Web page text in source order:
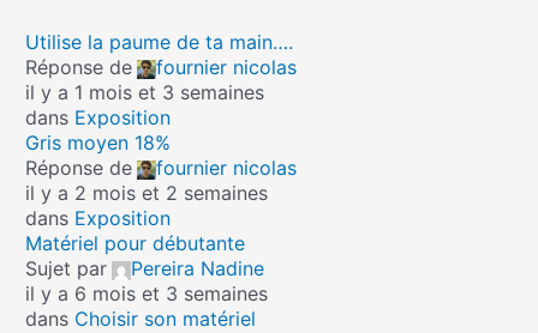
Utilise la paume de ta main….
Réponse de
fournier nicolas
il y a 1 mois et 3 semaines
dans Exposition
Gris moyen 18%
Réponse de
fournier nicolas
il y a 2 mois et 2 semaines
dans Exposition
Matériel pour débutante
Sujet par
Pereira Nadine
il y a 6 mois et 3 semaines
dans Choisir son matériel